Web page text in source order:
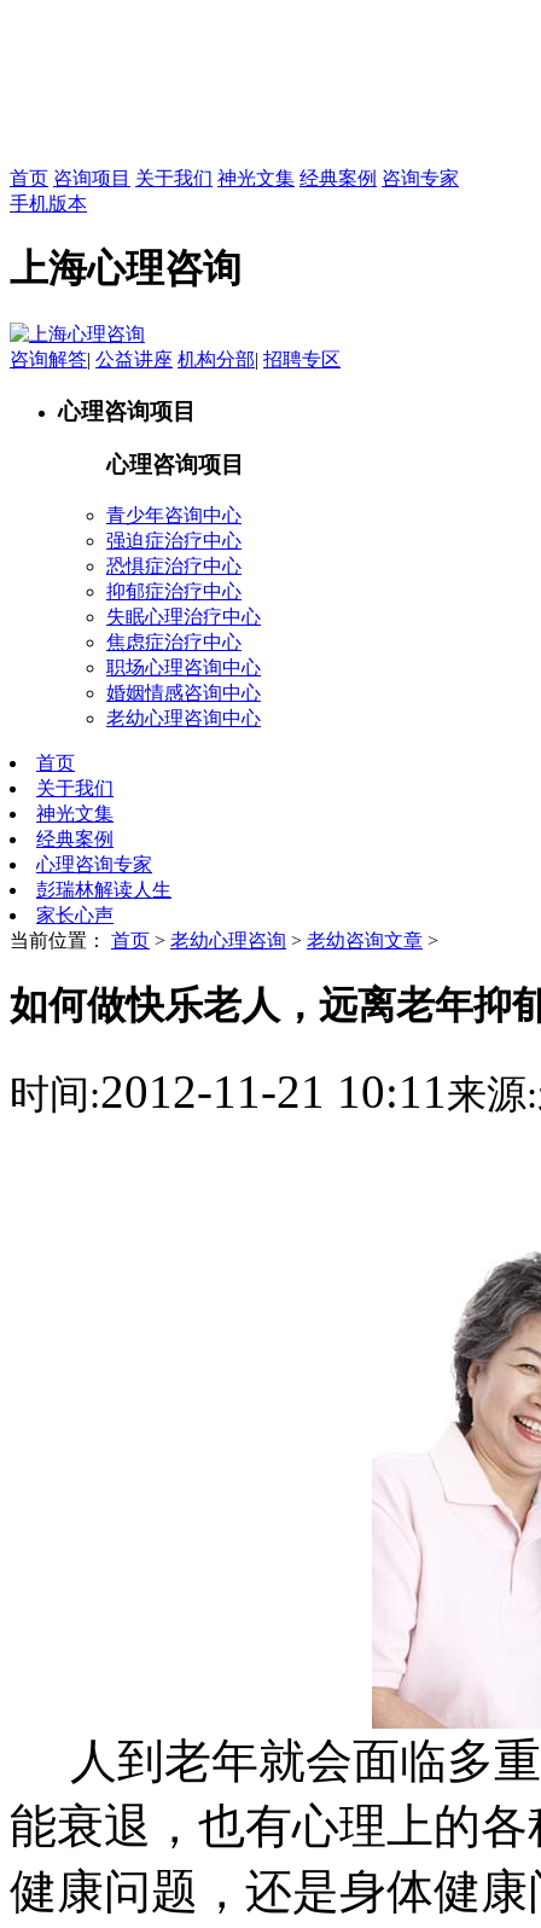
首页 咨询项目 关于我们 神光文集 经典案例 咨询专家
手机版本
上海心理咨询
咨询解答| 公益讲座 机构分部| 招聘专区
心理咨询项目
心理咨询项目
青少年咨询中心
强迫症治疗中心
恐惧症治疗中心
抑郁症治疗中心
失眠心理治疗中心
焦虑症治疗中心
职场心理咨询中心
婚姻情感咨询中心
老幼心理咨询中心
首页
关于我们
神光文集
经典案例
心理咨询专家
彭瑞林解读人生
家长心声
当前位置： 首页 > 老幼心理咨询 > 老幼咨询文章 >
如何做快乐老人，远离老年抑
时间:2012-11-21 10:11来源:
人到老年就会面临多
能衰退，也有心理上的
健康问题，还是身体健